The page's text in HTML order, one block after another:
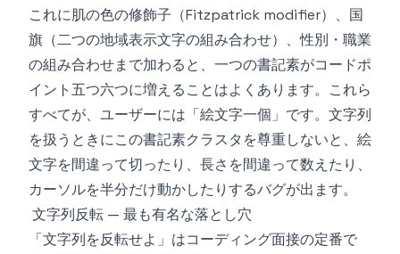
これに肌の色の修飾子（Fitzpatrick modifier）、国
旗（二つの地域表示文字の組み合わせ）、性別・職業
の組み合わせまで加わると、一つの書記素がコードポ
イント五つ六つに増えることはよくあります。これら
すべてが、ユーザーには「絵文字一個」です。文字列
を扱うときにこの書記素クラスタを尊重しないと、絵
文字を間違って切ったり、長さを間違って数えたり、
カーソルを半分だけ動かしたりするバグが出ます。
文字列反転 — 最も有名な落とし穴
「文字列を反転せよ」はコーディング面接の定番で